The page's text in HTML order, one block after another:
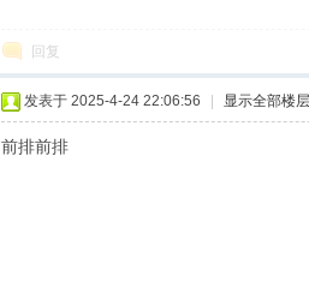
回复
发表于 2025-4-24 22:06:56 显示全部楼层
前排前排